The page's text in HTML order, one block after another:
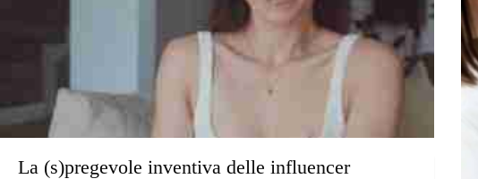
La (s)pregevole inventiva delle influencer